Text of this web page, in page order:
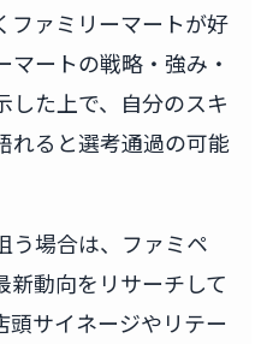
ファミリーマートが好
ートの戦略・強み・
した上で、自分のスキ
れると選考通過の可能
う場合は、ファミペ
新動向をリサーチして
頭サイネージやリテー